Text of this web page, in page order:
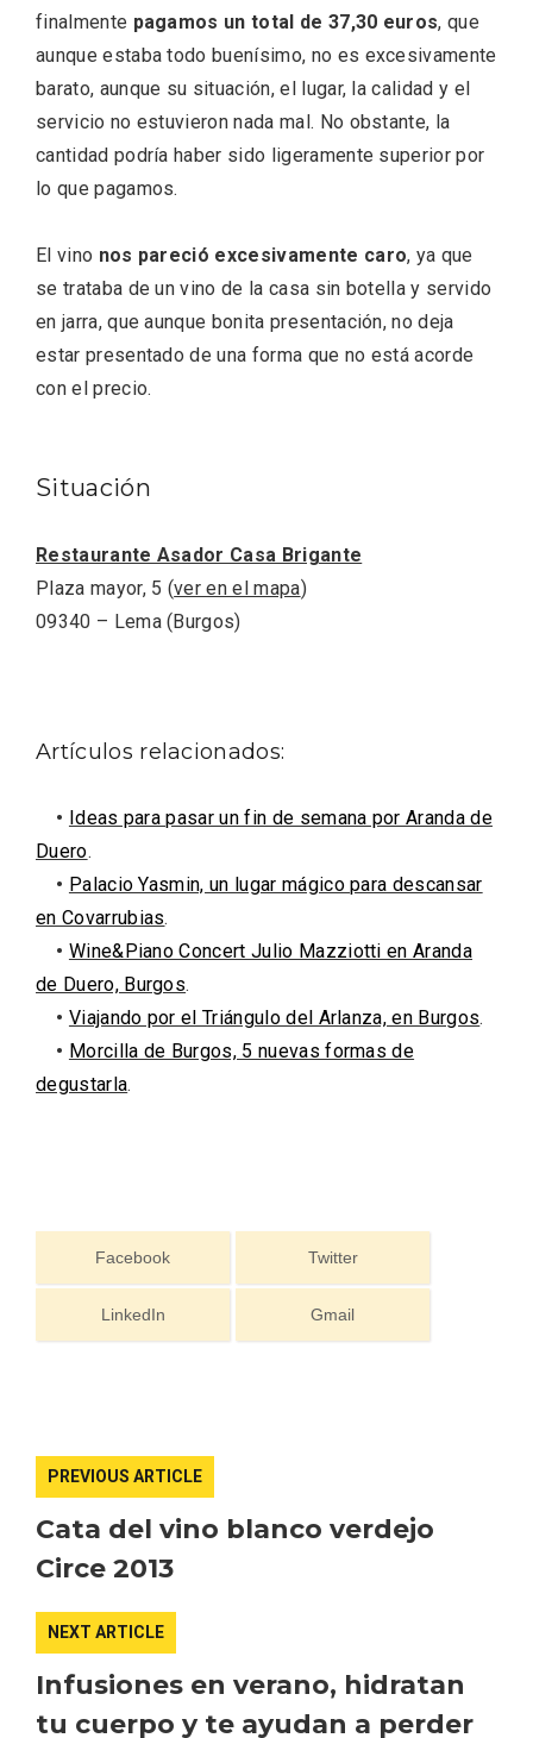
finalmente pagamos un total de 37,30 euros, que
aunque estaba todo buenísimo, no es excesivamente
barato, aunque su situación, el lugar, la calidad y el
servicio no estuvieron nada mal. No obstante, la
cantidad podría haber sido ligeramente superior por
lo que pagamos.
El vino nos pareció excesivamente caro, ya que
se trataba de un vino de la casa sin botella y servido
en jarra, que aunque bonita presentación, no deja
estar presentado de una forma que no está acorde
con el precio.
Situación
Restaurante Asador Casa Brigante
Plaza mayor, 5 (ver en el mapa)
09340 – Lema (Burgos)
Artículos relacionados:
• Ideas para pasar un fin de semana por Aranda de
Duero.
• Palacio Yasmin, un lugar mágico para descansar
en Covarrubias.
• Wine&Piano Concert Julio Mazziotti en Aranda
de Duero, Burgos.
• Viajando por el Triángulo del Arlanza, en Burgos.
• Morcilla de Burgos, 5 nuevas formas de
degustarla.
Facebook Twitter
LinkedIn Gmail
PREVIOUS ARTICLE
Cata del vino blanco verdejo
Circe 2013
NEXT ARTICLE
Infusiones en verano, hidratan
tu cuerpo y te ayudan a perder
Vino de Cigales
Enoturismo visitando la Bodega Museo
La Olmilla, en Peñafiel
Paseo nocturno por Valladolid